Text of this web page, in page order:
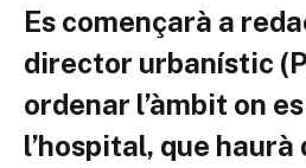
Es començarà a
director urbanístic
ordenar l’àmbit on
l’hospital, que haurà